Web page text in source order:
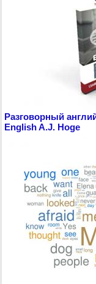
Разговорный
English A.J. Hoge